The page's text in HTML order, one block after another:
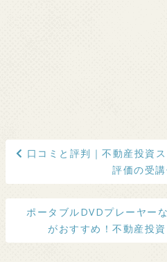
投
ナ
口コミと評判｜不動産投資
評価の受
ポータブルDVDプレーヤー
がおすすめ！不動産投